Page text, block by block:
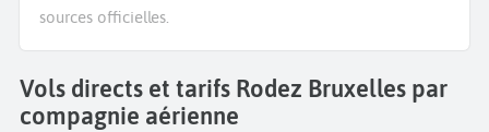
sources officielles.
Vols directs et tarifs Rodez Bruxelles par
compagnie aérienne